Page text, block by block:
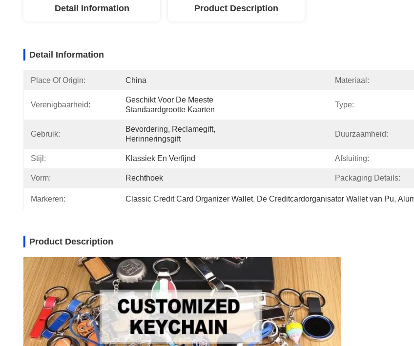
Detail Information Product Description
Detail Information
Place Of Origin: China Materiaal:
Verenigbaarheid:
Geschikt Voor De Meeste
Standaardgrootte Kaarten
Type:
Gebruik:
Bevordering, Reclamegift,
Herinneringsgift
Duurzaamheid:
Stijl: Klassiek En Verfijnd Afsluiting:
Vorm: Rechthoek Packaging Details:
Markeren: Classic Credit Card Organizer Wallet, De Creditcardorganisator Wallet van Pu,
Product Description